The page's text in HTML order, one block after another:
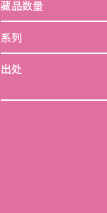
藏品数量
系列
出处